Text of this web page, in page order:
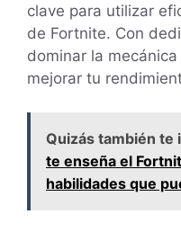
clave para utilizar
de Fortnite. Con
dominar la
mejorar tu
Quizás también te
te enseña el
habilidades que